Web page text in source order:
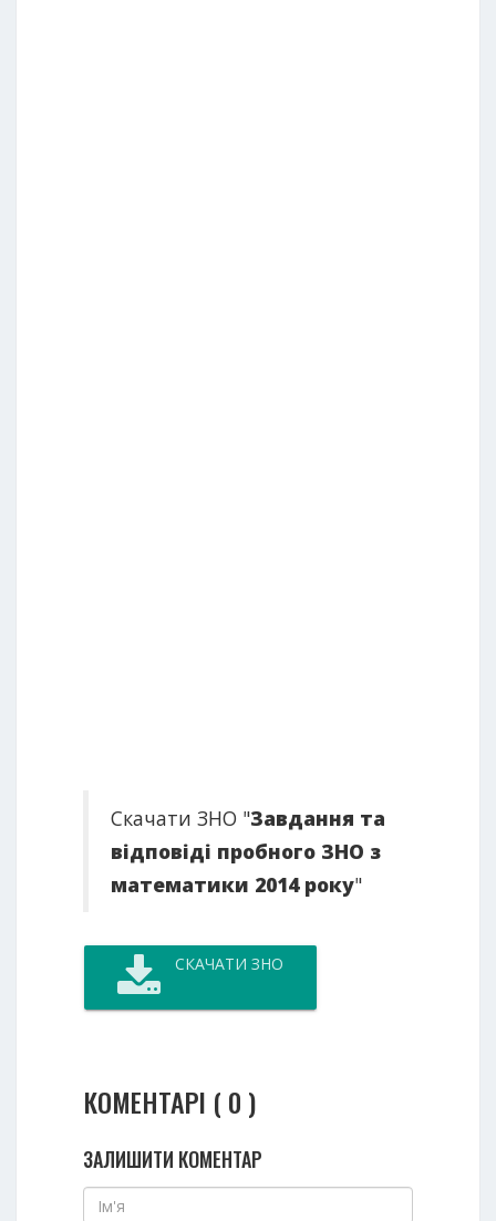
Скачати ЗНО "Завдання та
відповіді пробного ЗНО з
математики 2014 року"
СКАЧАТИ ЗНО
КОМЕНТАРІ ( 0 )
ЗАЛИШИТИ КОМЕНТАР